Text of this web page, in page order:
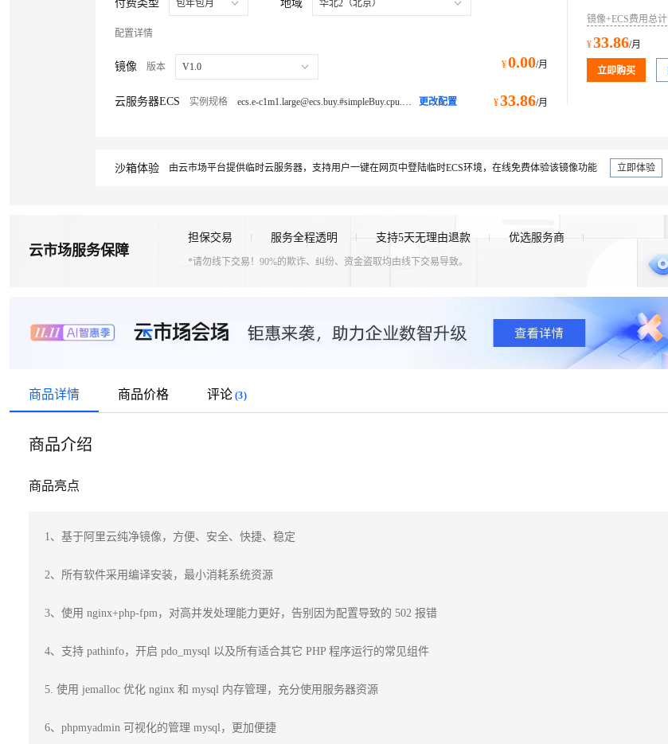
付费类型 包年包月 地域 华北2（北京）
配置详情
镜像 版本 V1.0 ¥0.00/月
云服务器ECS 实例规格 ecs.e-c1m1.large@ecs.buy.#simpleBuy.cpu.memory经济型 e 更改配置 ¥33.86/月
镜像+ECS费用总计
¥33.86/月
立即购买
沙箱体验 由云市场平台提供临时云服务器，支持用户一键在网页中登陆临时ECS环境，在线免费体验该镜像功能 立即体验
云市场服务保障
担保交易 服务全程透明 支持5天无理由退款 优选服务商
*请勿线下交易！90%的欺诈、纠纷、资金盗取均由线下交易导致。
商品详情 商品价格 评论 (3)
商品介绍
商品亮点
1、基于阿里云纯净镜像，方便、安全、快捷、稳定
2、所有软件采用编译安装，最小消耗系统资源
3、使用 nginx+php-fpm，对高并发处理能力更好，告别因为配置导致的 502 报错
4、支持 pathinfo，开启 pdo_mysql 以及所有适合其它 PHP 程序运行的常见组件
5. 使用 jemalloc 优化 nginx 和 mysql 内存管理，充分使用服务器资源
6、phpmyadmin 可视化的管理 mysql，更加便捷